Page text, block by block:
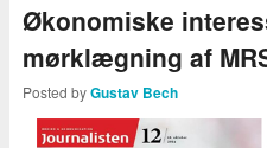
Økonomiske
mørklægning af
Posted byGustav Bech